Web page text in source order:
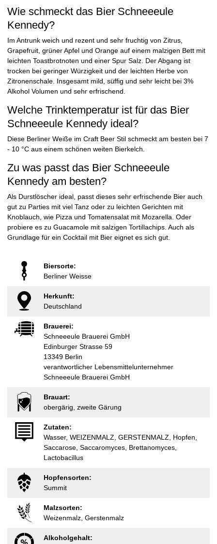
Wie schmeckt das Bier Schneeeule
Kennedy?
Im Antrunk weich und rezent und sehr fruchtig von Zitrus,
Grapefruit, grüner Apfel und Orange auf einem malzigen Bett mit
leichten Toastbrotnoten und einer Spur Salz. Der Abgang ist
trocken bei geringer Würzigkeit und der leichten Herbe von
Zitronenschale. Insgesamt mild, süffig und sehr leicht bei 3%
Alkohol Volumen und sehr erfrischend.
Welche Trinktemperatur ist für das Bier
Schneeeule Kennedy ideal?
Diese Berliner Weiße im Craft Beer Stil schmeckt am besten bei 7
- 10 °C aus einem schönen weiten Bierkelch.
Zu was passt das Bier Schneeeule
Kennedy am besten?
Als Durstlöscher ideal, passt dieses sehr erfrischende Bier auch
gut zu Parties mit viel Tanz oder zu leichten Gerichten mit
Knoblauch, wie Pizza und Tomatensalat mit Mozarella. Oder
probiere es zu Guacamole mit salzigen Tortillachips. Auch als
Grundlage für ein Cocktail mit Bier eignet es sich gut.
Biersorte:
Berliner Weisse
Herkunft:
Deutschland
Brauerei:
Schneeeule Brauerei GmbH
Edinburger Strasse 59
13349 Berlin
verantwortlicher Lebensmittelunternehmer
Schneeeule Brauerei GmbH
Brauart:
obergärig, zweite Gärung
Zutaten:
Wasser, WEIZENMALZ, GERSTENMALZ, Hopfen,
Saccarose, Saccaromyces, Brettanomyces,
Lactobacillus
Hopfensorten:
Summit
Malzsorten:
Weizenmalz, Gerstenmalz
Alkoholgehalt: